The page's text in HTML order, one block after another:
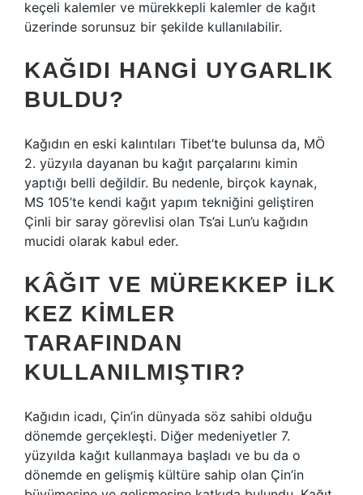
keçeli kalemler ve mürekkepli kalemler de kağıt
üzerinde sorunsuz bir şekilde kullanılabilir.
KAĞIDI HANGI UYGARLIK
BULDU?
Kağıdın en eski kalıntıları Tibet’te bulunsa da, MÖ
2. yüzyıla dayanan bu kağıt parçalarını kimin
yaptığı belli değildir. Bu nedenle, birçok kaynak,
MS 105’te kendi kağıt yapım tekniğini geliştiren
Çinli bir saray görevlisi olan Ts’ai Lun’u kağıdın
mucidi olarak kabul eder.
KÂĞIT VE MÜREKKEP ILK
KEZ KIMLER
TARAFINDAN
KULLANILMIŞTIR?
Kağıdın icadı, Çin’in dünyada söz sahibi olduğu
dönemde gerçekleşti. Diğer medeniyetler 7.
yüzyılda kağıt kullanmaya başladı ve bu da o
dönemde en gelişmiş kültüre sahip olan Çin’in